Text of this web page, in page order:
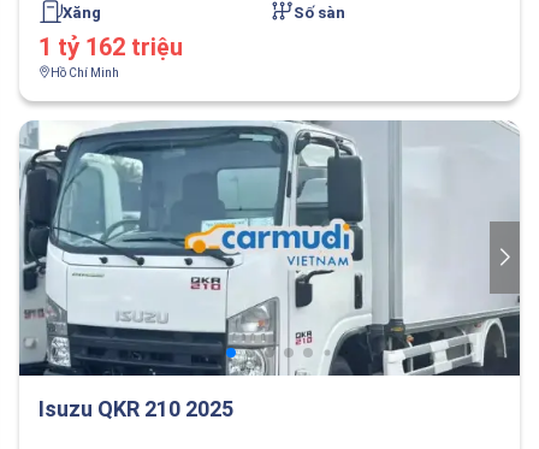
Xăng Số sàn
1 tỷ 162 triệu
Hồ Chí Minh
Isuzu QKR 210 2025